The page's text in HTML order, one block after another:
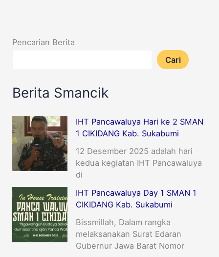
Pencarian Berita
Cari
Berita Smancik
IHT Pancawaluya Hari ke 2 SMAN
1 CIKIDANG Kab. Sukabumi
12 Desember 2025 adalah hari
kedua kegiatan IHT Pancawaluya
di
IHT Pancawaluya Day 1 SMAN 1
CIKIDANG Kab. Sukabumi
Bissmillah, Dalam rangka
melaksanakan Surat Edaran
Gubernur Jawa Barat Nomor